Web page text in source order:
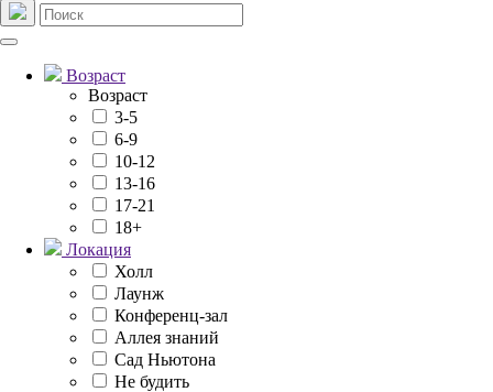
Возраст
Возраст
3-5
6-9
10-12
13-16
17-21
18+
Локация
Холл
Лаунж
Конференц-зал
Аллея знаний
Сад Ньютона
Не будить